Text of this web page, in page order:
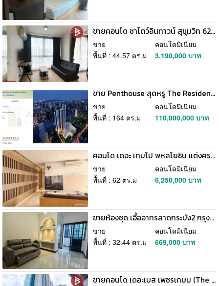
ขายคอนโด ชาโตว์อินทาวน์ สุขุมวิท 62/1 (Chateau In Town Sukhumvit 62/1) กรุงเทพมหานคร
ขาย
คอนโดมิเนียม
พื้นที่ : 44.57 ตร.ม
3,190,000 บาท
ขาย Penthouse สุดหรู The Residences at Mandarin Oriental Bangkok (ICONSIAM)
ขาย
คอนโดมิเนียม
พื้นที่ : 164 ตร.ม
110,000,000 บาท
คอนโด เดอะ เทมโป พหลโยธิน แต่งครบ 2นอน 2น้ำ ใกล้ BTS สนามเป้า 500ม.
ขาย
คอนโดมิเนียม
พื้นที่ : 62 ตร.ม
6,250,000 บาท
ขายห้องชุด เอื้ออาทรลาดกระบัง2 กรุงเทพมหานคร พร้อมอยู่
ขาย
คอนโดมิเนียม
พื้นที่ : 32.44 ตร.ม
669,000 บาท
ขายคอนโด เดอะเบส เพชรเกษม (The Base Phetkasem) ทำเลดี ใกล้รถไฟฟ้า